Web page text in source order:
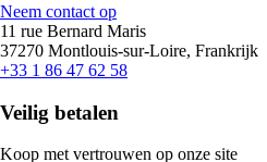
Neem contact op
11 rue Bernard Maris
37270 Montlouis-sur-Loire, Frankrijk
+33 1 86 47 62 58
Veilig betalen
Koop met vertrouwen op onze site